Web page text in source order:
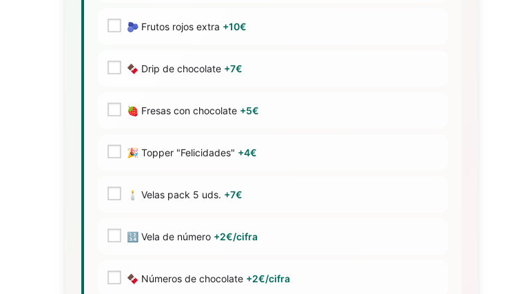
🫐 Frutos rojos extra +10€
🍫 Drip de chocolate +7€
🍓 Fresas con chocolate +5€
🎉 Topper "Felicidades" +4€
🕯️ Velas pack 5 uds. +7€
🔢 Vela de número +2€/cifra
🍫 Números de chocolate +2€/cifra